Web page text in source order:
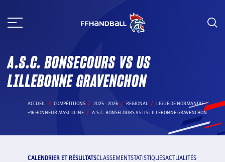
au
A.S.C. BONSECOURS VS US
LILLEBONNE GRAVENCHON
ACCUEIL COMPÉTITIONS 2025 - 2026 REGIONAL
LIGUE DE NORMANDIE
+16 HONNEUR MASCULINE
A.S.C. BONSECOURS VS US LILLEBONNE GRAVENCHON
CALENDRIER ET RÉSULTATSCLASSEMENTSTATISTIQUESACTUALITÉS